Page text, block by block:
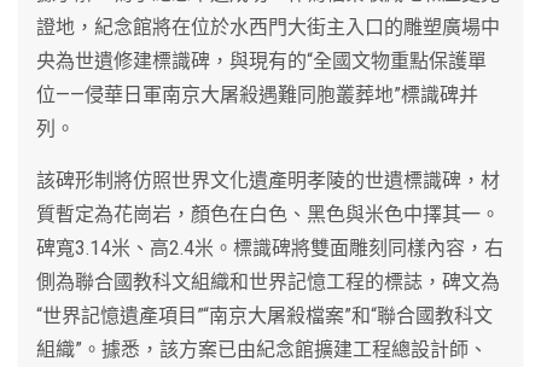
證地，紀念館將在位於水西門大街主入口的雕塑廣場中
央為世遺修建標識碑，與現有的“全國文物重點保護單
位——侵華日軍南京大屠殺遇難同胞叢葬地”標識碑并
列。
該碑形制將仿照世界文化遺產明孝陵的世遺標識碑，材
質暫定為花崗岩，顏色在白色、黑色與米色中擇其一。
碑寬3.14米、高2.4米。標識碑將雙面雕刻同樣內容，右
側為聯合國教科文組織和世界記憶工程的標誌，碑文為
“世界記憶遺產項目”“南京大屠殺檔案”和“聯合國教科文
組織”。據悉，該方案已由紀念館擴建工程總設計師、